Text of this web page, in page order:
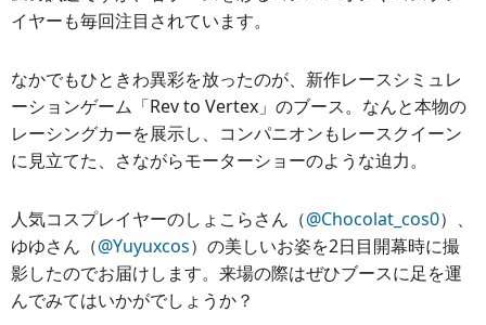
イヤーも毎回注目されています。
なかでもひときわ異彩を放ったのが、新作レースシミュレ
ーションゲーム「Rev to Vertex」のブース。なんと本物の
レーシングカーを展示し、コンパニオンもレースクイーン
に見立てた、さながらモーターショーのような迫力。
人気コスプレイヤーのしょこらさん（@Chocolat_cos0）、
ゆゆさん（@Yuyuxcos）の美しいお姿を2日目開幕時に撮
影したのでお届けします。来場の際はぜひブースに足を運
んでみてはいかがでしょうか？